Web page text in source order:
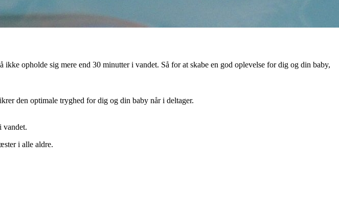
opholde sig mere end 30 minutter i vandet. Så for at skabe en god oplevelse for dig og din baby,
den optimale tryghed for dig og din baby når i deltager.
vandet.
i alle aldre.